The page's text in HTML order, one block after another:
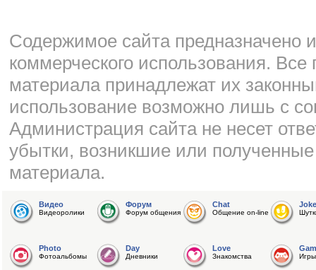
Cодержимое сайта предназначено
коммерческого использования.
материала принадлежат их
использование возможно лишь с
Администрация сайта не несет
убытки, возникшие или
материала.
Видео
Видеоролики
Форум
Форум общения
Chat
Общение on-line
Joke
Photo
Фотоальбомы
Day
Дневники
Love
Знакомства Игры